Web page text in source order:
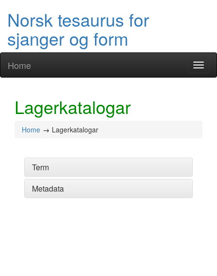
Norsk tesaurus for
sjanger og form
Home
Lagerkatalogar
Home Lagerkatalogar
Term
Metadata